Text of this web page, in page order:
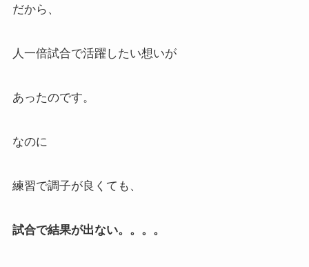
だから、
人一倍試合で活躍したい想いが
あったのです。
なのに
練習で調子が良くても、
試合で結果が出ない。。。。